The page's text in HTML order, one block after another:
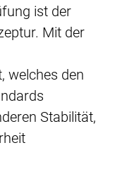
ist der
Mit der
welches den
Stabilität,